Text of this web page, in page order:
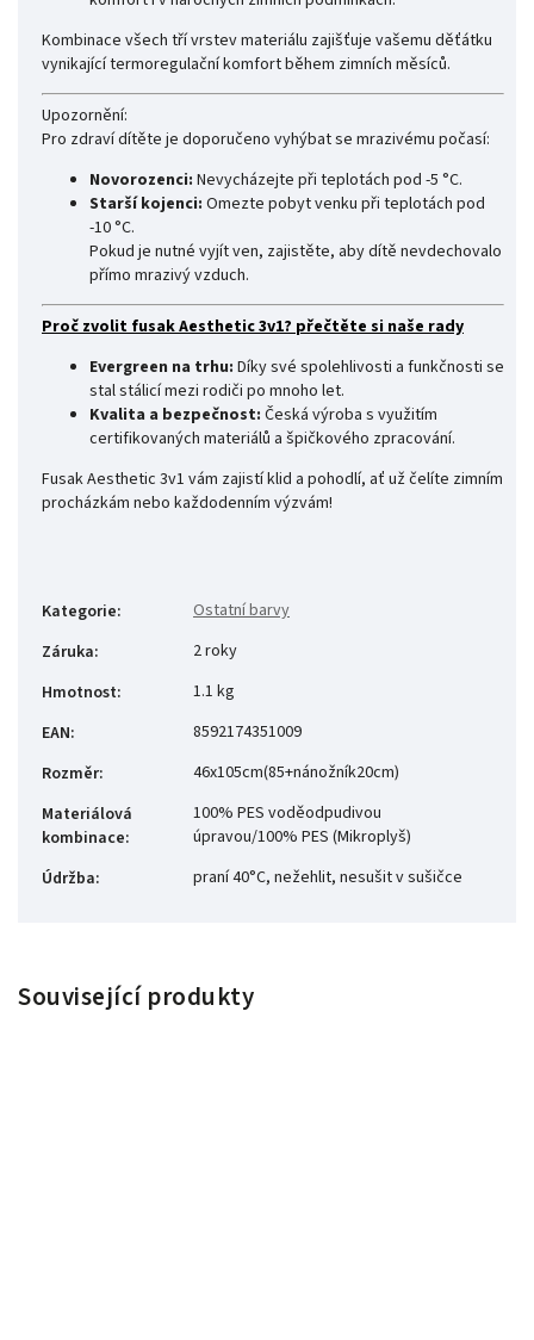
Kombinace všech tří vrstev materiálu zajišťuje vašemu děťátku
vynikající termoregulační komfort během zimních měsíců.
Upozornění:
Pro zdraví dítěte je doporučeno vyhýbat se mrazivému počasí:
Novorozenci: Nevycházejte při teplotách pod -5 °C.
Starší kojenci: Omezte pobyt venku při teplotách pod
-10 °C.
Pokud je nutné vyjít ven, zajistěte, aby dítě nevdechovalo
přímo mrazivý vzduch.
Proč zvolit fusak Aesthetic 3v1? přečtěte si naše rady
Evergreen na trhu: Díky své spolehlivosti a funkčnosti se
stal stálicí mezi rodiči po mnoho let.
Kvalita a bezpečnost: Česká výroba s využitím
certifikovaných materiálů a špičkového zpracování.
Fusak Aesthetic 3v1 vám zajistí klid a pohodlí, ať už čelíte zimním
procházkám nebo každodenním výzvám!
Kategorie:
Ostatní barvy
Záruka:
2 roky
Hmotnost:
1.1 kg
EAN:
8592174351009
Rozměr:
46x105cm(85+nánožník20cm)
Materiálová
kombinace:
100% PES voděodpudivou
úpravou/100% PES (Mikroplyš)
Údržba: praní 40°C, nežehlit, nesušit v sušičce
Související produkty